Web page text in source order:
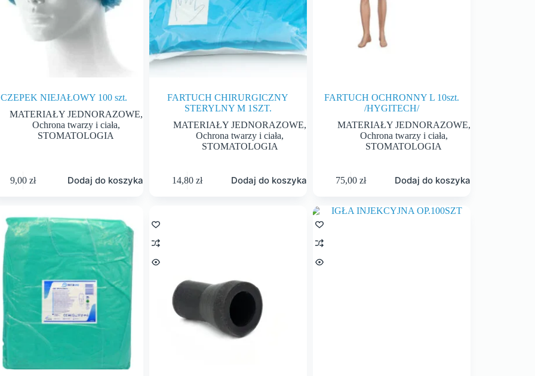
CZEPEK NIEJAŁOWY 100 szt.
MATERIAŁY JEDNORAZOWE,
Ochrona twarzy i ciała,
STOMATOLOGIA
9,00zł Dodaj do koszyka
FARTUCH CHIRURGICZNY
STERYLNY M 1SZT.
MATERIAŁY JEDNORAZOWE,
Ochrona twarzy i ciała,
STOMATOLOGIA
14,80 zł Dodaj do koszyka
FARTUCH OCHRONNY L 10szt.
/HYGITECH/
MATERIAŁY JEDNORAZOWE,
Ochrona twarzy i ciała,
STOMATOLOGIA
75,00zł Dodaj do koszyka